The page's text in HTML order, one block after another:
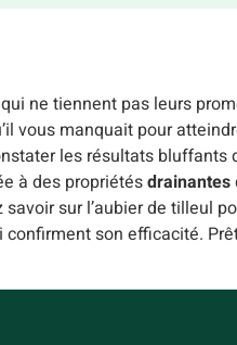
ne tiennent pas leurs
vous manquait pour
les résultats
à des propriétésdrainantes
sur l’aubier de tilleul
son efficacité.